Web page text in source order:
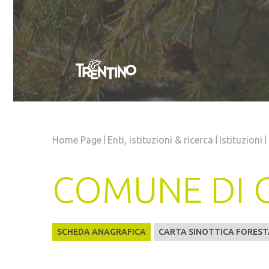
Home Page Enti, istituzioni & ricerca Istituzioni
COMUNE DI
SCHEDA ANAGRAFICA CARTA SINOTTICA